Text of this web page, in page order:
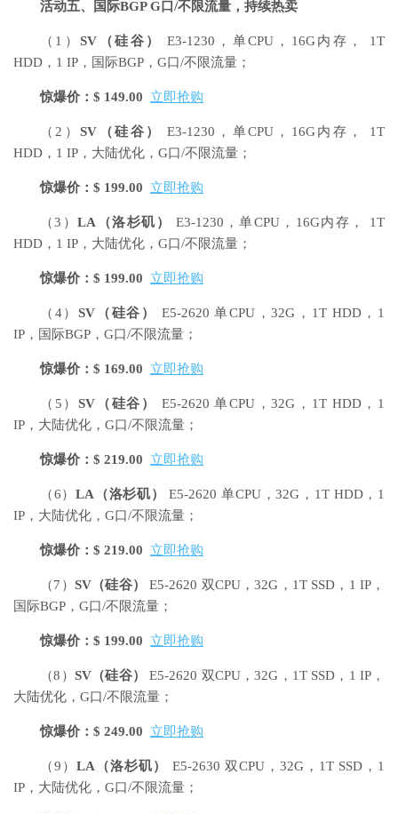
活动五、国际BGP G口/不限流量，持续热卖
（1）SV （硅谷）
E3-1230，单CPU，16G内存， 1T
HDD，1 IP，国际BGP，G口/不限流量；
惊爆价：$ 149.00 立即抢购
（2）SV （硅谷）
E3-1230，单CPU，16G内存， 1T
HDD，1 IP，大陆优化，G口/不限流量；
惊爆价：$ 199.00 立即抢购
（3）LA （洛杉矶）
E3-1230，单CPU，16G内存， 1T
HDD，1 IP，大陆优化，G口/不限流量；
惊爆价：$ 199.00 立即抢购
（4）SV （硅谷）
E5-2620 单CPU，32G，1T HDD，1
IP，国际BGP，G口/不限流量；
惊爆价：$ 169.00 立即抢购
（5）SV （硅谷）
E5-2620 单CPU，32G，1T HDD，1
IP，大陆优化，G口/不限流量；
惊爆价：$ 219.00 立即抢购
（6）LA （洛杉矶）
E5-2620 单CPU，32G，1T HDD，1
IP，大陆优化，G口/不限流量；
惊爆价：$ 219.00 立即抢购
（7） SV（硅谷）
E5-2620 双CPU，32G，1T SSD，1 IP，
国际BGP，G口/不限流量；
惊爆价：$ 199.00 立即抢购
（8） SV（硅谷）
E5-2620 双CPU，32G，1T SSD，1 IP，
大陆优化，G口/不限流量；
惊爆价：$ 249.00 立即抢购
（9）LA （洛杉矶）
E5-2630 双CPU，32G，1T SSD，1
IP，大陆优化，G口/不限流量；